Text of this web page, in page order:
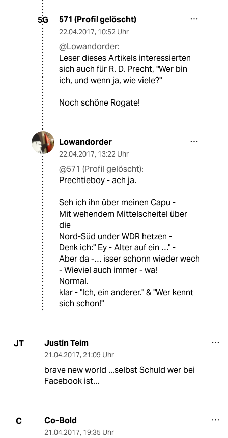
5G 571 (Profil gelöscht)
22.04.2017, 10:52 Uhr
@Lowandorder:
Leser dieses Artikels interessierten
sich auch für R. D. Precht, "Wer bin
ich, und wenn ja, wie viele?"
Noch schöne Rogate!
Lowandorder
22.04.2017, 13:22 Uhr
@571 (Profil gelöscht):
Prechtieboy - ach ja.
Seh ich ihn über meinen Capu -
Mit wehendem Mittelscheitel über
die
Nord-Süd under WDR hetzen -
Denk ich:" Ey - Alter auf ein …" -
Aber da -… isser schonn wieder wech
- Wieviel auch immer - wa!
Normal.
klar - "Ich, ein anderer." & "Wer kennt
sich schon!"
JT Justin Teim
21.04.2017, 21:09 Uhr
brave new world ...selbst Schuld wer bei
Facebook ist...
C Co-Bold
21.04.2017, 19:35 Uhr